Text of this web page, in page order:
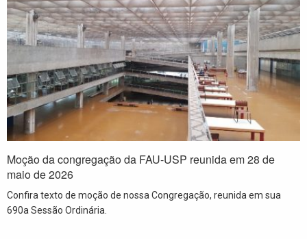
Moção da congregação da FAU-USP reunida em 28 de
maio de 2026
Confira texto de moção de nossa Congregação, reunida em sua
690a Sessão Ordinária.